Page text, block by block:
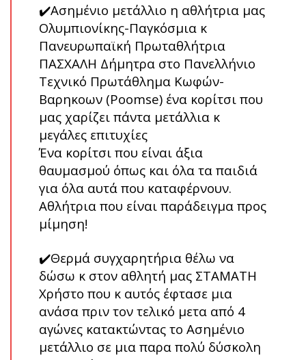
✔️Ασημένιο μετάλλιο η αθλήτρια μας
Ολυμπιονίκης-Παγκόσμια κ
Πανευρωπαϊκή Πρωταθλήτρια
ΠΑΣΧΑΛΗ Δήμητρα στο Πανελλήνιο
Τεχνικό Πρωτάθλημα Κωφών-
Βαρηκοων (Poomse) ένα κορίτσι που
μας χαρίζει πάντα μετάλλια κ
μεγάλες επιτυχίες
Ένα κορίτσι που είναι άξια
θαυμασμού όπως και όλα τα παιδιά
για όλα αυτά που καταφέρνουν.
Αθλήτρια που είναι παράδειγμα προς
μίμηση!
✔️Θερμά συγχαρητήρια θέλω να
δώσω κ στον αθλητή μας ΣΤΑΜΑΤΗ
Χρήστο που κ αυτός έφτασε μια
ανάσα πριν τον τελικό μετα από 4
αγώνες κατακτώντας το Ασημένιο
μετάλλιο σε μια παρα πολύ δύσκολη